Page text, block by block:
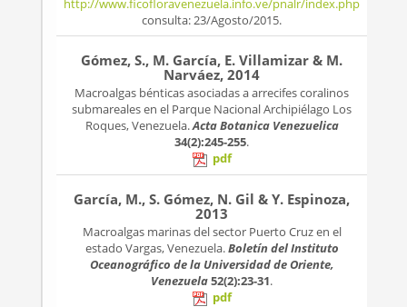
http://www.ficofloravenezuela.info.ve/pnalr/index.php
consulta: 23/Agosto/2015.
Gómez, S., M. García, E. Villamizar & M.
Narváez, 2014
Macroalgas bénticas asociadas a arrecifes coralinos
submareales en el Parque Nacional Archipiélago Los
Roques, Venezuela.Acta Botanica Venezuelica
34(2):245-255.
pdf
García, M., S. Gómez, N. Gil & Y. Espinoza,
2013
Macroalgas marinas del sector Puerto Cruz en el
estado Vargas, Venezuela.Boletín del Instituto
Oceanográfico de la Universidad de Oriente,
Venezuela52(2):23-31.
pdf